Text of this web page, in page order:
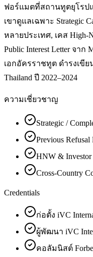
ฟอร์แมตที่สถานทูตยุโรป
เขาดูแลเฉพาะ Strategic
หลายประเทศ, เคส High-
Public Interest Letter จาก
เอกอัครราชทูต ดำรงเขีย
Thailand ปี 2022–2024
ความเชี่ยวชาญ
Strategic /
Previous Refusal
HNW & Investor
Cross-Country
Credentials
ก่อตั้ง iVC
ผู้พัฒนา iVC
คอลัมนิสต์